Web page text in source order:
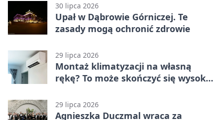
30 lipca 2026
Upał w Dąbrowie Górniczej. Te
zasady mogą ochronić zdrowie
29 lipca 2026
Montaż klimatyzacji na własną
rękę? To może skończyć się wysoką
29 lipca 2026
Agnieszka Duczmal wraca za